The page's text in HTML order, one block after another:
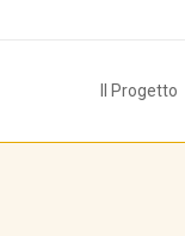
Il Progetto